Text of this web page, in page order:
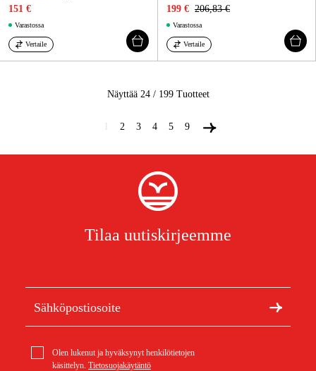
151 €
Varastossa
Vertaile
199 € 206,83 €
Varastossa
Vertaile
Näyttää 24 / 199 Tuotteet
2 3 4 5 9
Tilaa uutiskirjeemme
Olen lukenut ja hyväksynyt henkilötietojen
käsittelyn. Tietosuojakäytäntö